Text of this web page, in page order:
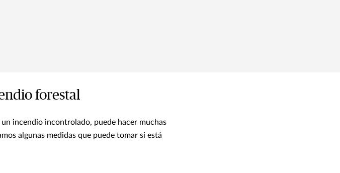
forestal
incendio incontrolado, puede hacer muchas
algunas medidas que puede tomar si está